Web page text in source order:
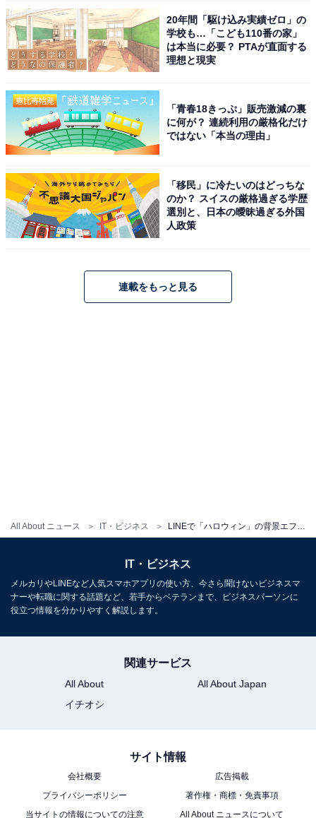
All About ニュース IT・ビジネス
もしLINEのトーク画面で「ハロウィン」の背景エフェク
トが表示されない場合は、以下の原因が考えられます。
・LINEアプリのバージョンが古い
アニメーション再生の設定は、以下の方法で設定できる
ので、試してみてください。
【期間限定】「LINE」アプリにハロウィン限定
のフォントが3種類登場！ 無料で使えるフォン
20年間「駆け込み実績ゼロ」の
学校も…「こども110番の家」
は本当に必要？ PTAが直面する
理想と現実
「青春18きっぷ」販売激減の裏
に何が？ 連続利用の厳格化だけ
ではない「本当の理由」
「移民」に冷たいのはどっちな
のか？ スイスの厳格過ぎる学歴
選別と、日本の曖昧過ぎる外国
人政策
連載をもっと見る
IT・ビジネス
メルカリやLINEなど人気スマホアプリの使い方、今さら聞けないビジネスマ
ナーや転職に関する話題など、若手からベテランまで、ビジネスパーソンに
役立つ情報を分かりやすく解説します。
関連サービス
All About
All About Japan
イチオシ
サイト情報
会社概要
広告掲載
プライバシーポリシー
著作権・商標・免責事項
当サイトの情報についての注意
All About ニュースについて